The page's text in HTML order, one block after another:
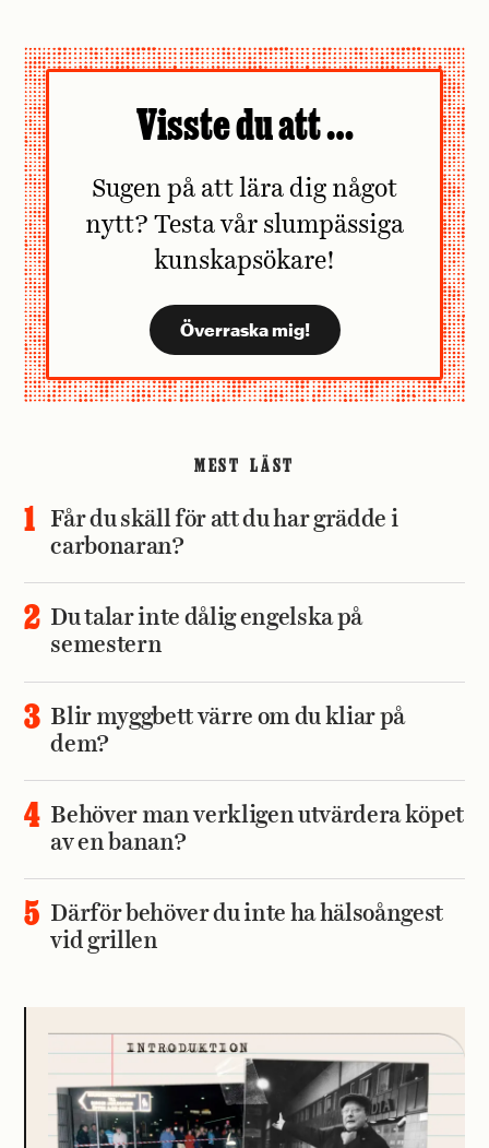
Visste du att …
Sugen på att lära dig något
nytt? Testa vår slumpässiga
kunskapsökare!
MEST LÄST
Får du skäll för att du har grädde i
carbonaran?
Du talar inte dålig engelska på
semestern
Blir myggbett värre om du kliar på
dem?
Behöver man verkligen utvärdera köpet
av en banan?
Därför behöver du inte ha hälsoångest
vid grillen